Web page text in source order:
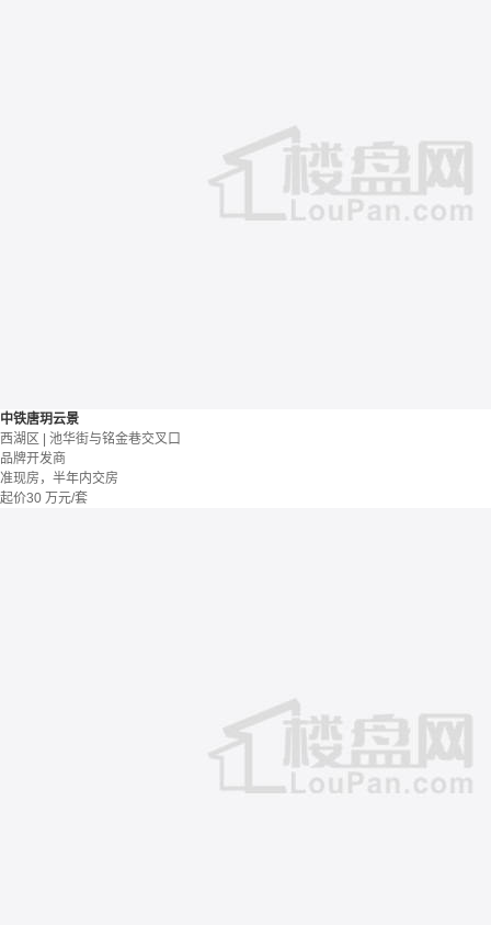
中铁唐玥云景
西湖区 | 池华街与铭金巷交叉口
品牌开发商
准现房，半年内交房
起价30 万元/套